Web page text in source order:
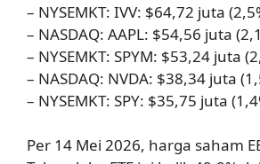
– NYSEMKT: IVV: $64,72 juta
– NASDAQ: AAPL: $54,56 juta
– NYSEMKT: SPYM: $53,24 juta
– NASDAQ: NVDA: $38,34 juta
– NYSEMKT: SPY: $35,75 juta
Per 14 Mei 2026, harga saham